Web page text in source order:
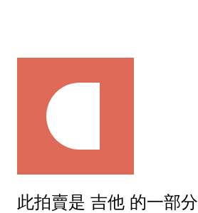
此拍賣是 吉他 的一部分